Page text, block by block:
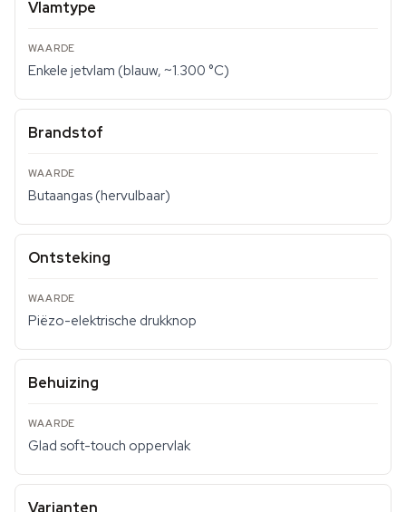
Vlamtype
Enkele jetvlam (blauw, ~1.300 °C)
Brandstof
Butaangas (hervulbaar)
Ontsteking
Piëzo-elektrische drukknop
Behuizing
Glad soft-touch oppervlak
Varianten